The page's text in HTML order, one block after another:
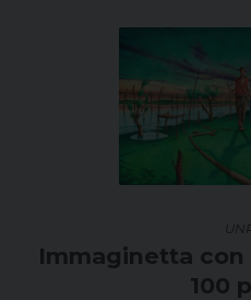
Immaginetta con
100